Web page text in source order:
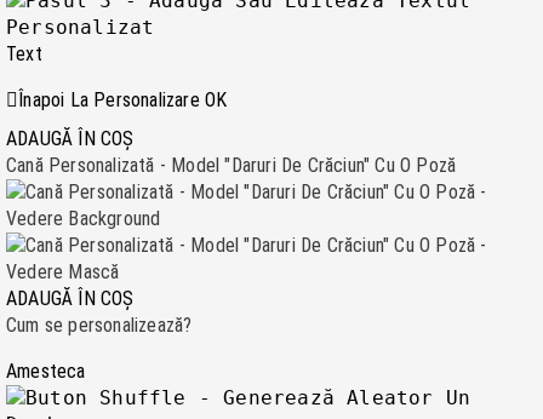
Text
Înapoi La Personalizare OK
ADAUGĂ ÎN COȘ
Cană Personalizată - Model "Daruri De Crăciun" Cu O Poză
ADAUGĂ ÎN COȘ
Cum se personalizează?
Amesteca